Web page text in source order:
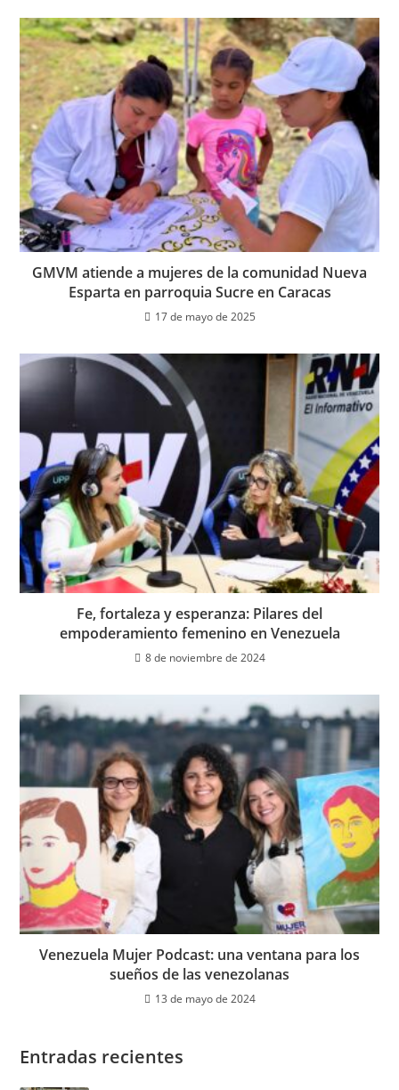
GMVM atiende a mujeres de la comunidad Nueva
Esparta en parroquia Sucre en Caracas
17 de mayo de 2025
Fe, fortaleza y esperanza: Pilares del
empoderamiento femenino en Venezuela
8 de noviembre de 2024
Venezuela Mujer Podcast: una ventana para los
sueños de las venezolanas
13 de mayo de 2024
Entradas recientes